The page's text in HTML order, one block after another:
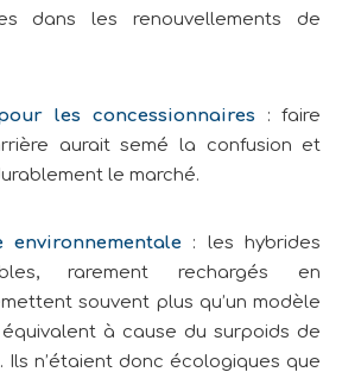
dans les renouvellements de
les concessionnaires: faire
aurait semé la confusion et
le marché.
environnementale : les hybrides
rarement rechargés en
souvent plus qu’un modèle
à cause du surpoids de
Ils n’étaient donc écologiques que